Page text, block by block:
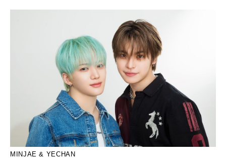
MINJAE & YECHAN